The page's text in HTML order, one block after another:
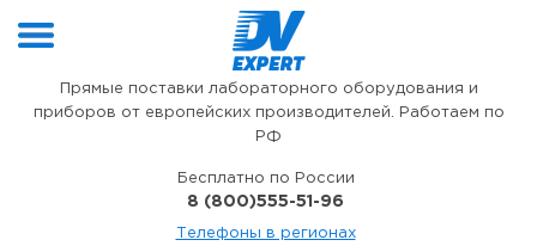
Прямые поставки лабораторного оборудования и
приборов от европейских производителей. Работаем по
РФ
Бесплатно по России
8 (800)555-51-96
Телефоны в регионах